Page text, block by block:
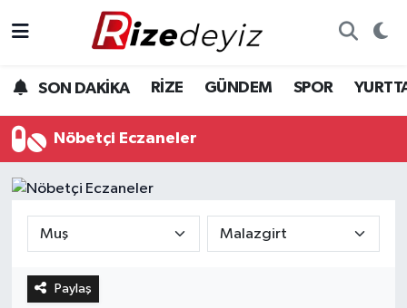
SON DAKİKA RİZE GÜNDEM SPOR
Nöbetçi Eczaneler
Paylaş
Gündem
Yurttan Haberler
Teknoloji
Sağlık
Rize Hava Durumu
Rize Trafik Yoğunluk Haritası
Tüm Manşetler
Son Dakika Haberleri